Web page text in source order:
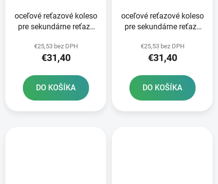
oceľové reťazové koleso
pre sekundárne reťaze
zubov
€25,53 bez DPH
€31,40
DO KOŠÍKA
oceľové reťazové koleso
pre sekundárne reťaze
zubov
€25,53 bez DPH
€31,40
DO KOŠÍKA